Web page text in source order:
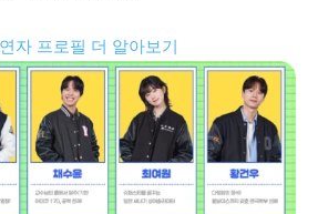
자 프로필 더 알아보기